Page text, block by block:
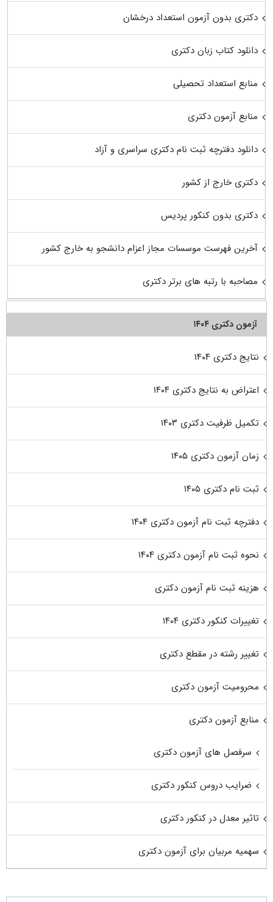
دکتری بدون آزمون استعداد درخشان
دانلود کتاب زبان دکتری
منابع استعداد تحصیلی
منابع آزمون دکتری
دانلود دفترچه ثبت نام دکتری سراسری و آزاد
دکتری خارج از کشور
دکتری بدون کنکور پردیس
آخرین فهرست موسسات مجاز اعزام دانشجو به خارج کشور
مصاحبه با رتبه های برتر دکتری
آزمون دکتری ۱۴۰۴
نتایج دکتری ۱۴۰۴
اعتراض به نتایج دکتری ۱۴۰۴
تکمیل ظرفیت دکتری ۱۴۰۳
زمان آزمون دکتری ۱۴۰۵
ثبت نام دکتری ۱۴۰۵
دفترچه ثبت نام آزمون دکتری ۱۴۰۴
نحوه ثبت نام آزمون دکتری ۱۴۰۴
هزینه ثبت نام آزمون دکتری
تغییرات کنکور دکتری ۱۴۰۴
تغییر رشته در مقطع دکتری
محرومیت آزمون دکتری
منابع آزمون دکتری
سرفصل های آزمون دکتری
ضرایب دروس کنکور دکتری
تاثیر معدل در کنکور دکتری
سهمیه مربیان برای آزمون دکتری